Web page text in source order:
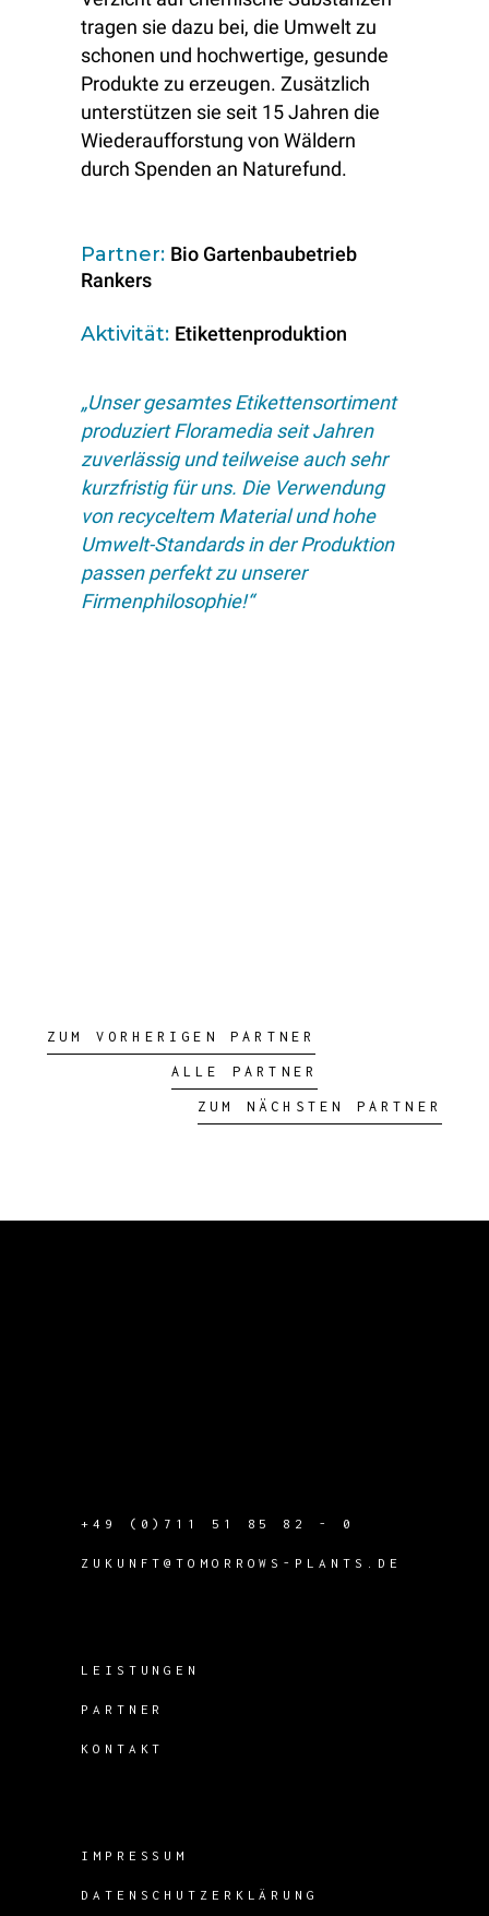
tragen sie dazu bei, die Umwelt zu
schonen und hochwertige, gesunde
Produkte zu erzeugen. Zusätzlich
unterstützen sie seit 15 Jahren die
Wiederaufforstung von Wäldern
durch Spenden an Naturefund.
Partner: Bio Gartenbaubetrieb
Rankers
Aktivität: Etikettenproduktion
„Unser gesamtes Etikettensortiment
produziert Floramedia seit Jahren
zuverlässig und teilweise auch sehr
kurzfristig für uns. Die Verwendung
von recyceltem Material und hohe
Umwelt-Standards in der Produktion
passen perfekt zu unserer
Firmenphilosophie!“
ZUM VORHERIGEN PARTNER
ALLE PARTNER
ZUM NÄCHSTEN PARTNER
+49 (0)711 51 85 82 - 0
ZUKUNFT@TOMORROWS-PLANTS.DE
LEISTUNGEN
PARTNER
KONTAKT
IMPRESSUM
DATENSCHUTZERKLÄRUNG